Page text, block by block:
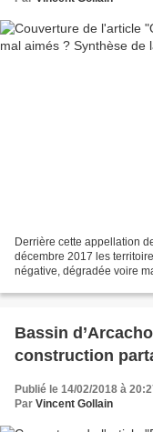
Derrière cette appellation
décembre 2017 les
négative, dégradée voire
Bassin
construction
Publié le 14/02/2018 à
Par Vincent Gollain